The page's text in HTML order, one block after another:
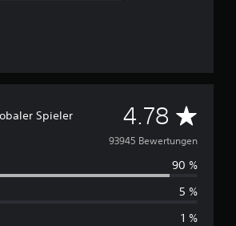
Spieler 4.78 D
u
r
c
93945 Bewertungen
90 %
5 %
1 %